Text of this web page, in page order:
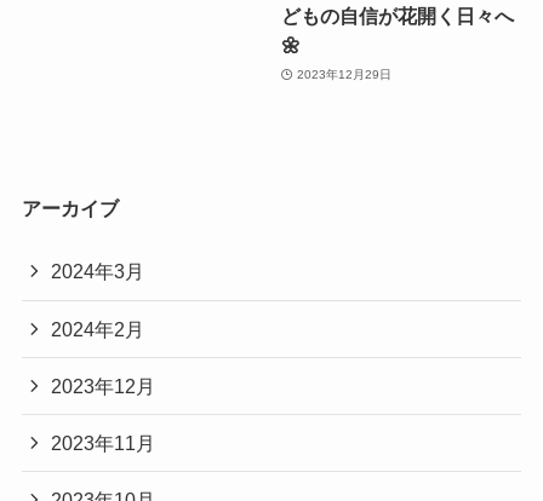
どもの自信が花開く日々へ
🌼
2023年12月29日
アーカイブ
2024年3月
2024年2月
2023年12月
2023年11月